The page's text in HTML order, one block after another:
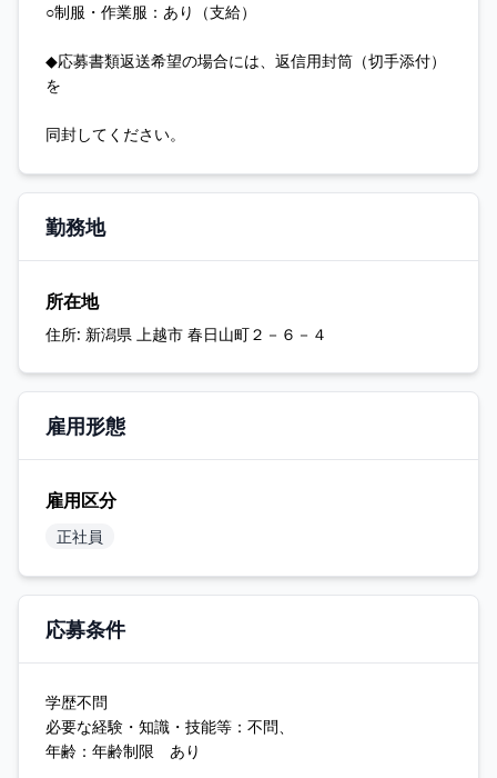
○制服・作業服：あり（支給）
◆応募書類返送希望の場合には、返信用封筒（切手添付）
を
同封してください。
勤務地
所在地
住所: 新潟県 上越市 春日山町２－６－４
雇用形態
雇用区分
正社員
応募条件
学歴不問
必要な経験・知識・技能等：不問、
年齢：年齢制限 あり